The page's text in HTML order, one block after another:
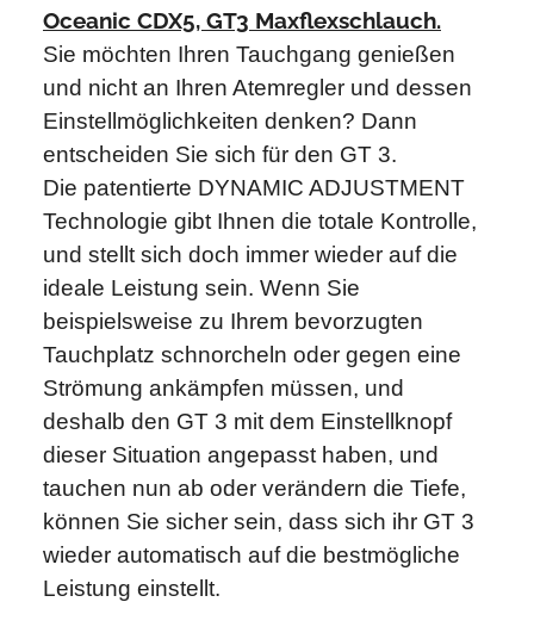
Oceanic CDX5, GT3 Maxflexschlauch.
Sie möchten Ihren Tauchgang genießen
und nicht an Ihren Atemregler und dessen
Einstellmöglichkeiten denken? Dann
entscheiden Sie sich für den GT 3.
Die patentierte DYNAMIC ADJUSTMENT
Technologie gibt Ihnen die totale Kontrolle,
und stellt sich doch immer wieder auf die
ideale Leistung sein. Wenn Sie
beispielsweise zu Ihrem bevorzugten
Tauchplatz schnorcheln oder gegen eine
Strömung ankämpfen müssen, und
deshalb den GT 3 mit dem Einstellknopf
dieser Situation angepasst haben, und
tauchen nun ab oder verändern die Tiefe,
können Sie sicher sein, dass sich ihr GT 3
wieder automatisch auf die bestmögliche
Leistung einstellt.